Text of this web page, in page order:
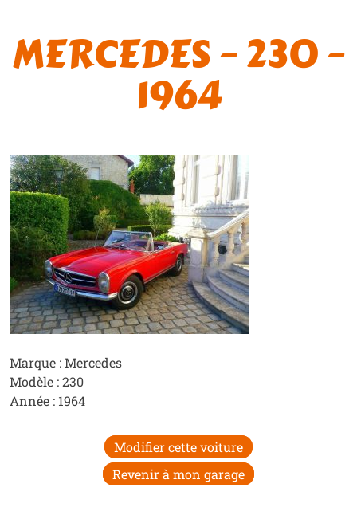
MERCEDES – 230 –
1964
Marque : Mercedes
Modèle : 230
Année : 1964
Modifier cette voiture
Revenir à mon garage